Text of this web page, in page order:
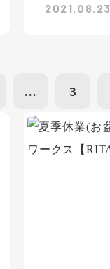
2021.08.23
... 3